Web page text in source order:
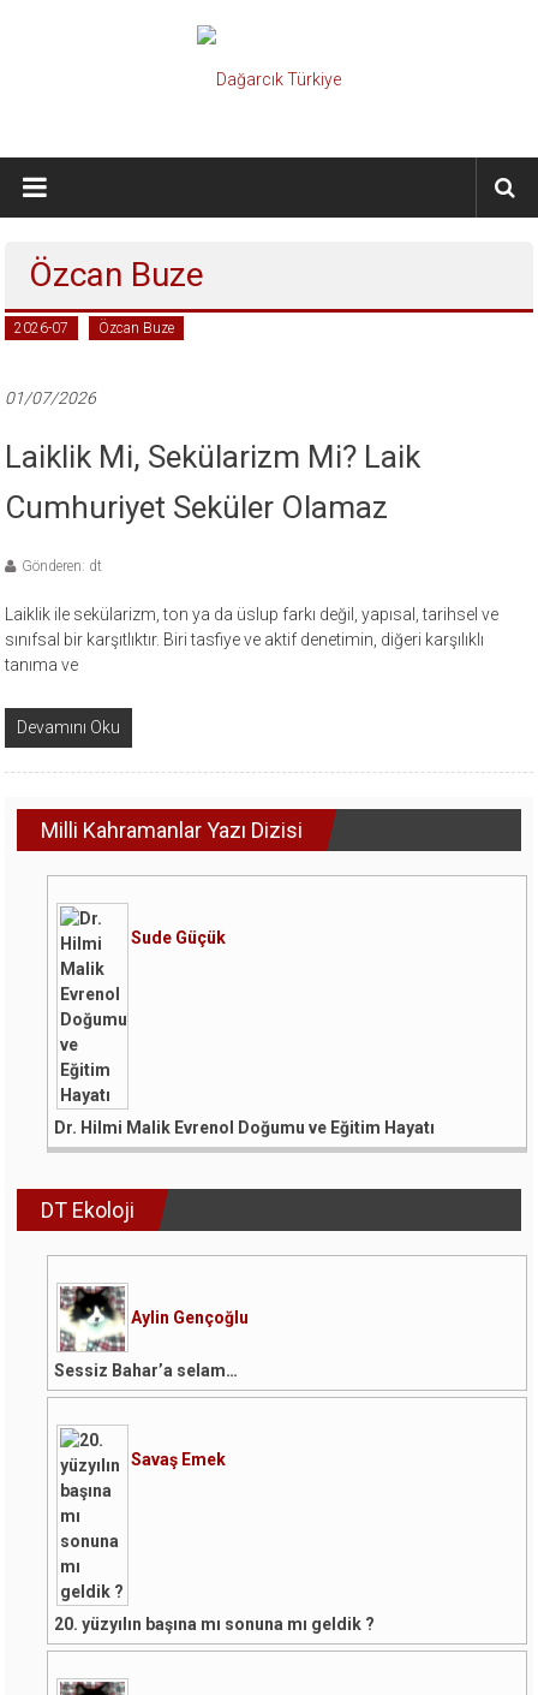
Dağarcık
Türkiye
Türkiye
Cumhuriyeti…
Özcan Buze
2026-07 Özcan Buze
01/07/2026
Laiklik Mi, Sekülarizm Mi? Laik
Cumhuriyet Seküler Olamaz
Gönderen: dt
Laiklik ile sekülarizm, ton ya da üslup farkı değil, yapısal, tarihsel ve
sınıfsal bir karşıtlıktır. Biri tasfiye ve aktif denetimin, diğeri karşılıklı
tanıma ve
Devamını Oku
Milli Kahramanlar Yazı Dizisi
Sude Güçük
Dr. Hilmi Malik Evrenol Doğumu ve Eğitim Hayatı
DT Ekoloji
Aylin Gençoğlu
Sessiz Bahar’a selam…
Savaş Emek
20. yüzyılın başına mı sonuna mı geldik ?